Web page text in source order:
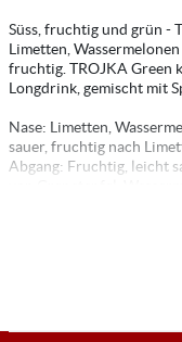
Süss, fruchtig und grün -
Limetten,
fruchtig. TROJKA Green
Longdrink, gemischt mit
Nase: Limetten,
sauer, fruchtig nach
Abgang: Fruchtig, leicht
seiner unverkennbaren,